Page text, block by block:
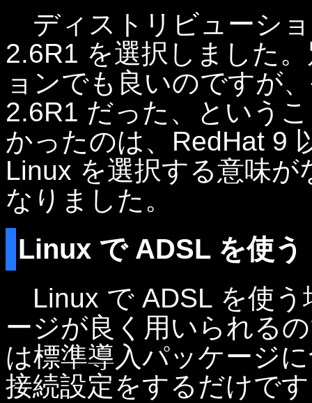
ディストリビューシ
2.6R1 を選択しました
ョンでも良いのですが
2.6R1 だった、という
かったのは、RedHat 9
Linux を選択する意味
なりました。
Linux で ADSL を使う
Linux で ADSL を使う
ージが良く用いられる
は標準導入パッケージ
接続設定をするだけで